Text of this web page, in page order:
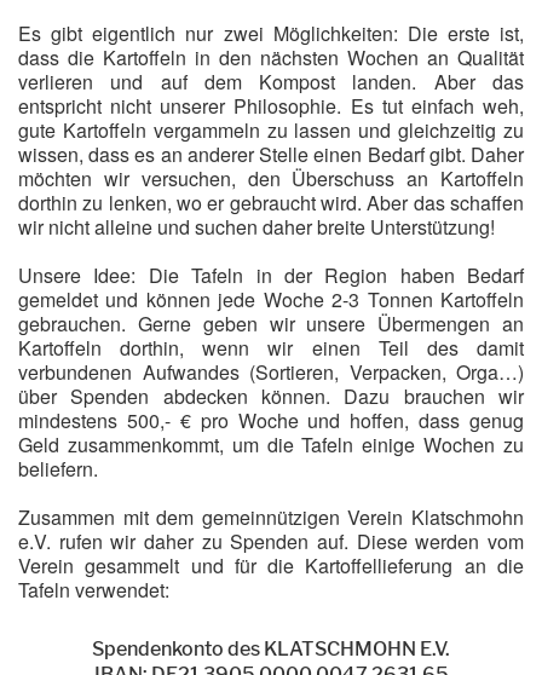
Es gibt eigentlich nur zwei Möglichkeiten: Die erste ist,
dass die Kartoffeln in den nächsten Wochen an Qualität
verlieren und auf dem Kompost landen. Aber das
entspricht nicht unserer Philosophie. Es tut einfach weh,
gute Kartoffeln vergammeln zu lassen und gleichzeitig zu
wissen, dass es an anderer Stelle einen Bedarf gibt. Daher
möchten wir versuchen, den Überschuss an Kartoffeln
dorthin zu lenken, wo er gebraucht wird. Aber das schaffen
wir nicht alleine und suchen daher breite Unterstützung!
Unsere Idee: Die Tafeln in der Region haben Bedarf
gemeldet und können jede Woche 2-3 Tonnen Kartoffeln
gebrauchen. Gerne geben wir unsere Übermengen an
Kartoffeln dorthin, wenn wir einen Teil des damit
verbundenen Aufwandes (Sortieren, Verpacken, Orga…)
über Spenden abdecken können. Dazu brauchen wir
mindestens 500,- € pro Woche und hoffen, dass genug
Geld zusammenkommt, um die Tafeln einige Wochen zu
beliefern.
Zusammen mit dem gemeinnützigen Verein Klatschmohn
e.V. rufen wir daher zu Spenden auf. Diese werden vom
Verein gesammelt und für die Kartoffellieferung an die
Tafeln verwendet:
Spendenkonto des KLATSCHMOHN E.V.